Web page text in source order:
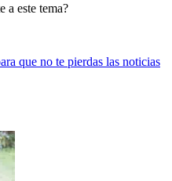
a este tema?
que no te pierdas las noticias